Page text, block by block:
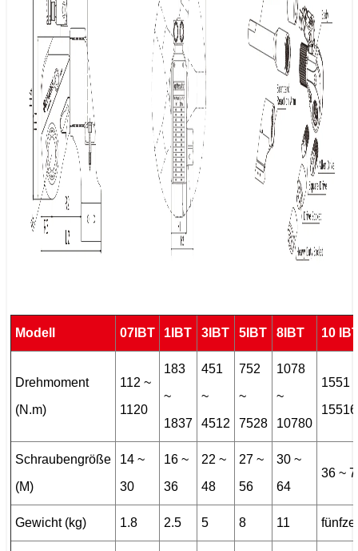
Modell 07IBT 1IBT 3IBT 5IBT 8IBT 10
Drehmoment
(N.m)
112 ~
1120
183
~
1837
451
~
4512
752
~
7528
1078
~
10780
1551
15516
Schraubengröße
(M)
14 ~
30
16 ~
36
22 ~
48
27 ~
56
30 ~
64
36 ~
Gewicht (kg) 1.8 2.5 5 8 11